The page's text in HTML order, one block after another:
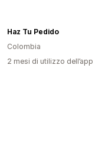
Haz Tu Pedido
Colombia
2 mesi di utilizzo dell’app